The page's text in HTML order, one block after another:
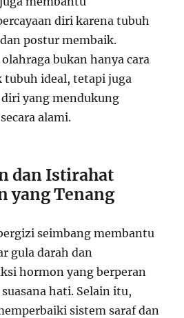
diri karena tubuh
postur membaik.
bukan hanya cara
ideal, tetapi juga
yang mendukung
alami.
dan Istirahat
yang Tenang
seimbang membantu
gula darah dan
hormon yang berperan
hati. Selain itu,
sistem saraf dan